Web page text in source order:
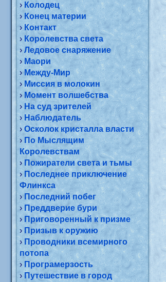
›Колодец
› Конец материи
›Контакт
›Королевства света
›Ледовое снаряжение
›Маори
› Между-Мир
›Миссия в молокин
›Момент волшебства
›На суд зрителей
›Наблюдатель
›Осколок кристалла власти
› По Мыслящим
Королевствам
›Пожиратели света и тьмы
› Последнее приключение
Флинкса
› Последний побег
›Преддверие бури
›Приговоренный к призме
›Призыв к оружию
›Проводники всемирного
потопа
›Програмерзость
›Путешествие в город